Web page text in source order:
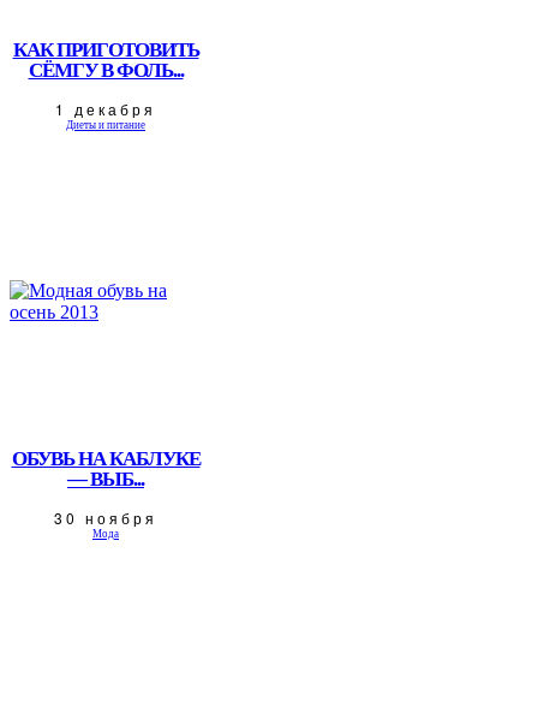
КАК ПРИГОТОВИТЬ
СЁМГУ В ФОЛЬ...
1 декабря
Диеты и питание
ОБУВЬ НА КАБЛУКЕ
— ВЫБ...
30 ноября
Мода